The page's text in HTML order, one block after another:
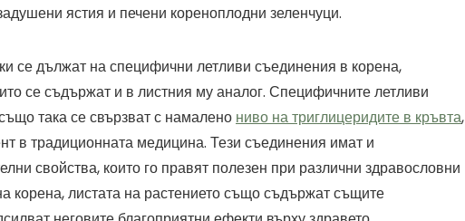
ястия и печени кореноплодни зеленчуци.
се дължат на специфични летливи съединения в корена,
се съдържат и в листния му аналог. Специфичните летливи
така се свързват с намалено ниво на триглицеридите в кръвта,
в традиционната медицина. Тези съединения имат и
свойства, които го правят полезен при различни здравословни
корена, листата на растението също съдържат същите